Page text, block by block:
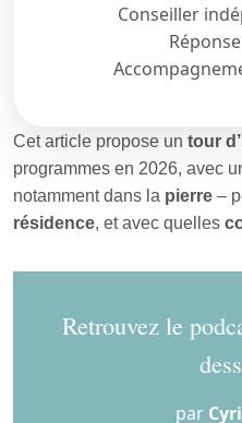
Conseiller
Cet article propose un tour
programmes en 2026, avec
notamment dans la pierre –
résidence, et avec quelles
Retrouvez le
par